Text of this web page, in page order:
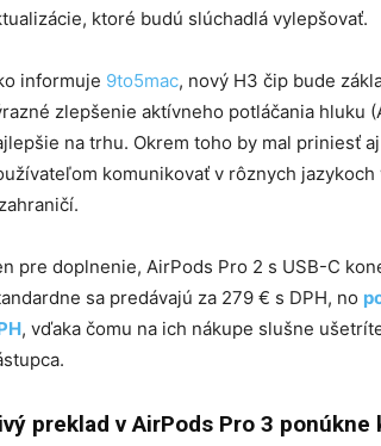
ktoré budú slúchadlá vylepšovať.
informuje 9to5mac, nový H3 čip bude
zlepšenie aktívneho potláčania hluku
na trhu. Okrem toho by mal priniesť
komunikovať v rôznych
pre doplnenie, AirPods Pro 2 s USB-C
sa predávajú za 279 € s DPH, no
, vďaka čomu na ich nákupe slušne
preklad v AirPods Pro 3